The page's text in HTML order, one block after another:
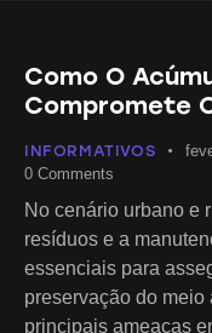
Como O
Compromete
INFORMATIVOS
0 Comments
No cenário urbano e
resíduos e a
essenciais para
preservação do meio
principais ameaças